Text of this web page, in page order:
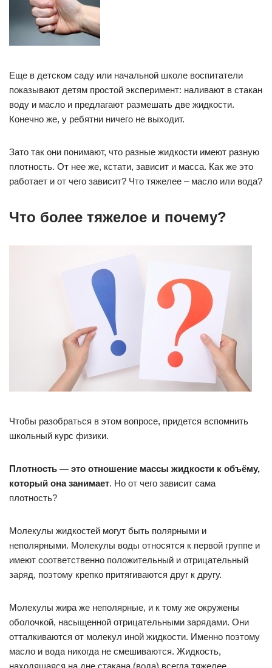
Еще в детском саду или начальной школе воспитатели
показывают детям простой эксперимент: наливают в стакан
воду и масло и предлагают размешать две жидкости.
Конечно же, у ребятни ничего не выходит.
Зато так они понимают, что разные жидкости имеют разную
плотность. От нее же, кстати, зависит и масса. Как же это
работает и от чего зависит? Что тяжелее – масло или вода?
Что более тяжелое и почему?
Чтобы разобраться в этом вопросе, придется вспомнить
школьный курс физики.
Плотность — это отношение массы жидкости к объёму,
который она занимает. Но от чего зависит сама
плотность?
Молекулы жидкостей могут быть полярными и
неполярными. Молекулы воды относятся к первой группе и
имеют соответственно положительный и отрицательный
заряд, поэтому крепко притягиваются друг к другу.
Молекулы жира же неполярные, и к тому же окружены
оболочкой, насыщенной отрицательными зарядами. Они
отталкиваются от молекул иной жидкости. Именно поэтому
масло и вода никогда не смешиваются. Жидкость,
находящаяся на дне стакана (вода) всегда тяжелее